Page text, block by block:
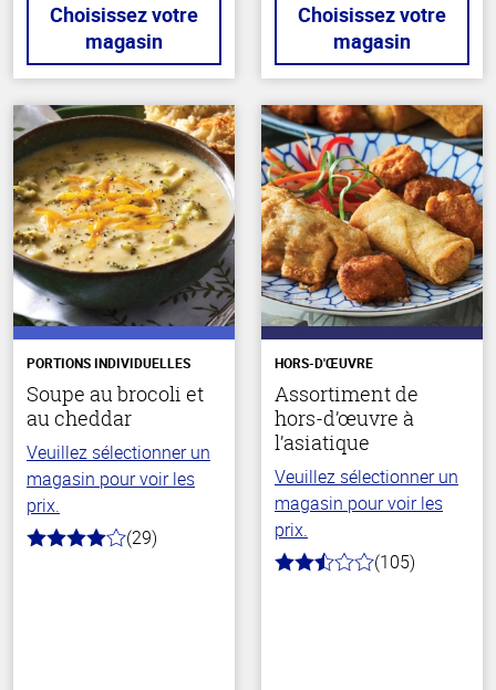
Choisissez votre
magasin
Choisissez votre
magasin
PORTIONS INDIVIDUELLES
Soupe au brocoli et
au cheddar
Veuillez sélectionner un
magasin pour voir les
prix.
4.0
(29)
HORS-D'ŒUVRE
Assortiment de
hors-d’œuvre à
l’asiatique
Veuillez sélectionner un
magasin pour voir les
prix.
2.9
(105)